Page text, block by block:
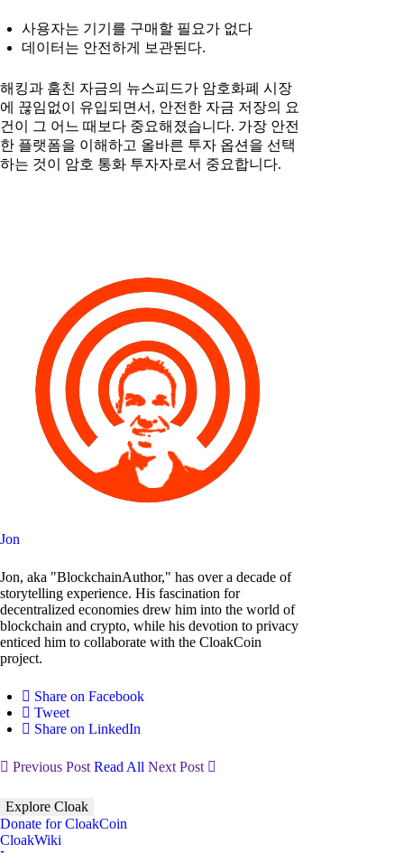
사용자는 기기를 구매할 필요가 없다
데이터는 안전하게 보관된다.
해킹과 훔친 자금의 뉴스피드가 암호화폐 시장
에 끊임없이 유입되면서, 안전한 자금 저장의 요
건이 그 어느 때보다 중요해졌습니다. 가장 안전
한 플랫폼을 이해하고 올바른 투자 옵션을 선택
하는 것이 암호 통화 투자자로서 중요합니다.
Jon
Jon, aka "BlockchainAuthor," has over a decade of
storytelling experience. His fascination for
decentralized economies drew him into the world of
blockchain and crypto, while his devotion to privacy
enticed him to collaborate with the CloakCoin
project.
Share on Facebook
Tweet
Share on LinkedIn
Previous PostRead All Next Post
Explore Cloak
Donate for CloakCoin
CloakWiki